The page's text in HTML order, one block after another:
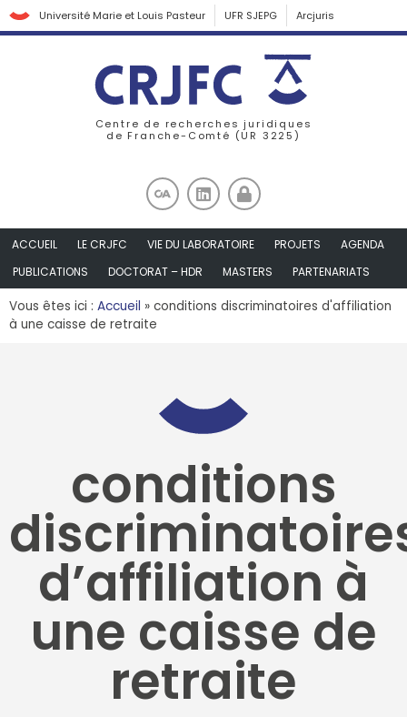
Université Marie et Louis Pasteur UFR SJEPG Arcjuris
Centre de recherches juridiques
de Franche-Comté (UR 3225)
ACCUEIL LE CRJFC VIE DU LABORATOIRE PROJETS
AGENDA
PUBLICATIONS
DOCTORAT – HDR MASTERS PARTENARIATS
Vous êtes ici : Accueil » conditions discriminatoires d'affiliation
à une caisse de retraite
conditions
d’affiliation à
une caisse de
retraite